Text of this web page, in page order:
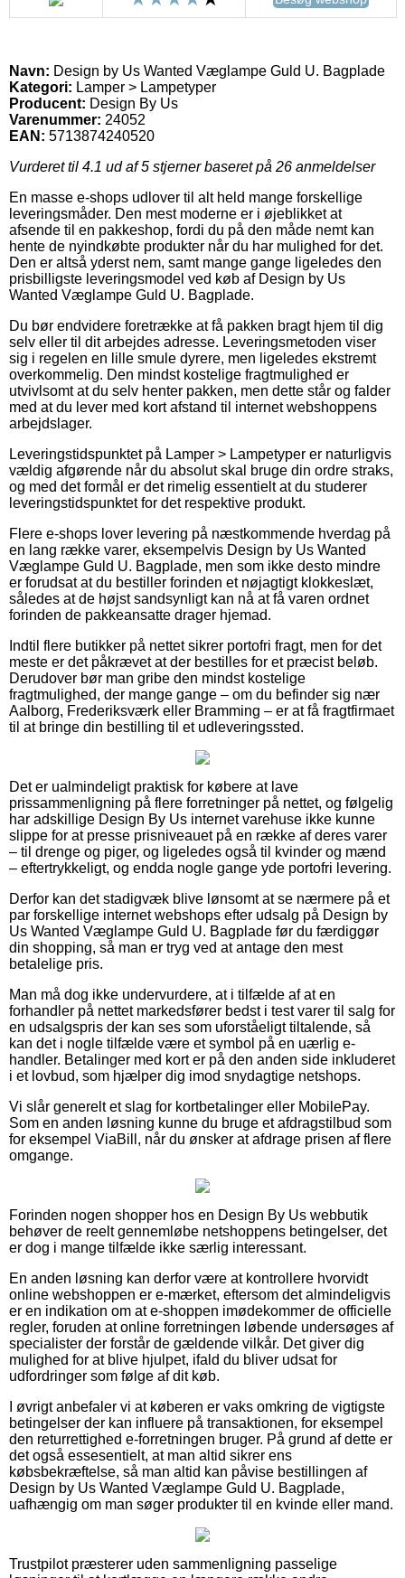
Navn: Design by Us Wanted Væglampe Guld U. Bagplade
Kategori: Lamper > Lampetyper
Producent: Design By Us
Varenummer: 24052
EAN: 5713874240520
Vurderet til 4.1 ud af 5 stjerner baseret på 26 anmeldelser
En masse e-shops udlover til alt held mange forskellige
leveringsmåder. Den mest moderne er i øjeblikket at
afsende til en pakkeshop, fordi du på den måde nemt kan
hente de nyindkøbte produkter når du har mulighed for det.
Den er altså yderst nem, samt mange gange ligeledes den
prisbilligste leveringsmodel ved køb af Design by Us
Wanted Væglampe Guld U. Bagplade.
Du bør endvidere foretrække at få pakken bragt hjem til dig
selv eller til dit arbejdes adresse. Leveringsmetoden viser
sig i regelen en lille smule dyrere, men ligeledes ekstremt
overkommelig. Den mindst kostelige fragtmulighed er
utvivlsomt at du selv henter pakken, men dette står og falder
med at du lever med kort afstand til internet webshoppens
arbejdslager.
Leveringstidspunktet på Lamper > Lampetyper er naturligvis
vældig afgørende når du absolut skal bruge din ordre straks,
og med det formål er det rimelig essentielt at du studerer
leveringstidspunktet for det respektive produkt.
Flere e-shops lover levering på næstkommende hverdag på
en lang række varer, eksempelvis Design by Us Wanted
Væglampe Guld U. Bagplade, men som ikke desto mindre
er forudsat at du bestiller forinden et nøjagtigt klokkeslæt,
således at de højst sandsynligt kan nå at få varen ordnet
forinden de pakkeansatte drager hjemad.
Indtil flere butikker på nettet sikrer portofri fragt, men for det
meste er det påkrævet at der bestilles for et præcist beløb.
Derudover bør man gribe den mindst kostelige
fragtmulighed, der mange gange – om du befinder sig nær
Aalborg, Frederiksværk eller Bramming – er at få fragtfirmaet
til at bringe din bestilling til et udleveringssted.
Det er ualmindeligt praktisk for købere at lave
prissammenligning på flere forretninger på nettet, og følgelig
har adskillige Design By Us internet varehuse ikke kunne
slippe for at presse prisniveauet på en række af deres varer
– til drenge og piger, og ligeledes også til kvinder og mænd
– eftertrykkeligt, og endda nogle gange yde portofri levering.
Derfor kan det stadigvæk blive lønsomt at se nærmere på et
par forskellige internet webshops efter udsalg på Design by
Us Wanted Væglampe Guld U. Bagplade før du færdiggør
din shopping, så man er tryg ved at antage den mest
betalelige pris.
Man må dog ikke undervurdere, at i tilfælde af at en
forhandler på nettet markedsfører bedst i test varer til salg for
en udsalgspris der kan ses som uforståeligt tiltalende, så
kan det i nogle tilfælde være et symbol på en uærlig e-
handler. Betalinger med kort er på den anden side inkluderet
i et lovbud, som hjælper dig imod snydagtige netshops.
Vi slår generelt et slag for kortbetalinger eller MobilePay.
Som en anden løsning kunne du bruge et afdragstilbud som
for eksempel ViaBill, når du ønsker at afdrage prisen af flere
omgange.
Forinden nogen shopper hos en Design By Us webbutik
behøver de reelt gennemløbe netshoppens betingelser, det
er dog i mange tilfælde ikke særlig interessant.
En anden løsning kan derfor være at kontrollere hvorvidt
online webshoppen er e-mærket, eftersom det almindeligvis
er en indikation om at e-shoppen imødekommer de officielle
regler, foruden at online forretningen løbende undersøges af
specialister der forstår de gældende vilkår. Det giver dig
mulighed for at blive hjulpet, ifald du bliver udsat for
udfordringer som følge af dit køb.
I øvrigt anbefaler vi at køberen er vaks omkring de vigtigste
betingelser der kan influere på transaktionen, for eksempel
den returrettighed e-forretningen bruger. På grund af dette er
det også essesentielt, at man altid sikrer ens
købsbekræftelse, så man altid kan påvise bestillingen af
Design by Us Wanted Væglampe Guld U. Bagplade,
uafhængig om man søger produkter til en kvinde eller mand.
Trustpilot præsterer uden sammenligning passelige